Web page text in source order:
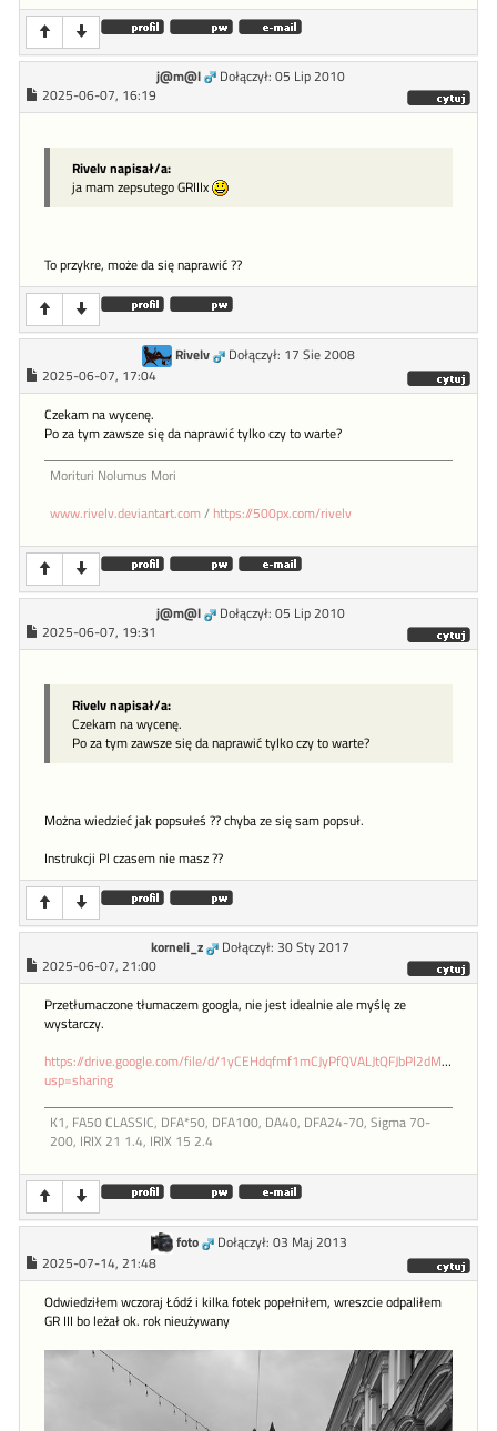
j@m@l
Dołączył: 05 Lip 2010
2025-06-07, 16:19
Rivelv napisał/a:
ja mam zepsutego GRIIIx
To przykre, może da się naprawić ??
Rivelv
Dołączył: 17 Sie 2008
2025-06-07, 17:04
Czekam na wycenę.
Po za tym zawsze się da naprawić tylko czy to warte?
Morituri Nolumus Mori
www.rivelv.deviantart.com/ https://500px.com/rivelv
j@m@l
Dołączył: 05 Lip 2010
2025-06-07, 19:31
Rivelv napisał/a:
Czekam na wycenę.
Po za tym zawsze się da naprawić tylko czy to warte?
Można wiedzieć jak popsułeś ?? chyba ze się sam popsuł.
Instrukcji Pl czasem nie masz ??
korneli_z
Dołączył: 30 Sty 2017
2025-06-07, 21:00
Przetłumaczone tłumaczem googla, nie jest idealnie ale myślę ze
wystarczy.
https://drive.google.com/file/d/1yCEHdqfmf1mCJyPfQVALJtQFJbPl2dMq/view?
usp=sharing
K1, FA50 CLASSIC, DFA*50, DFA100, DA40, DFA24-70, Sigma 70-
200, IRIX 21 1.4, IRIX 15 2.4
foto
Dołączył: 03 Maj 2013
2025-07-14, 21:48
Odwiedziłem wczoraj Łódź i kilka fotek popełniłem, wreszcie odpaliłem
GR III bo leżał ok. rok nieużywany